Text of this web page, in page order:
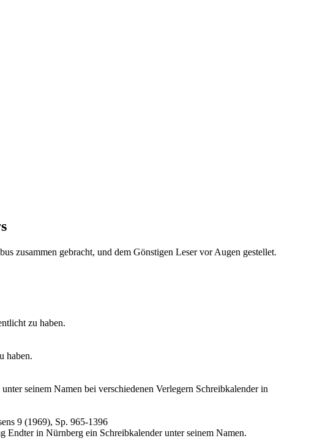
zusammen gebracht, und dem Gönstigen Leser vor Augen gestellet.
zu haben.
haben.
seinem Namen bei verschiedenen Verlegern Schreibkalender in
9 (1969), Sp. 965-1396
in Nürnberg ein Schreibkalender unter seinem Namen.